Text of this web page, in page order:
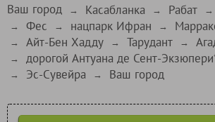
Ваш город → Касабланка → Рабат →
→ Фес → нацпарк Ифран →
→ Айт-Бен Хадду → Тарудант →
→ дорогой Антуана де Сент-
→ Эс-Сувейра → Ваш город